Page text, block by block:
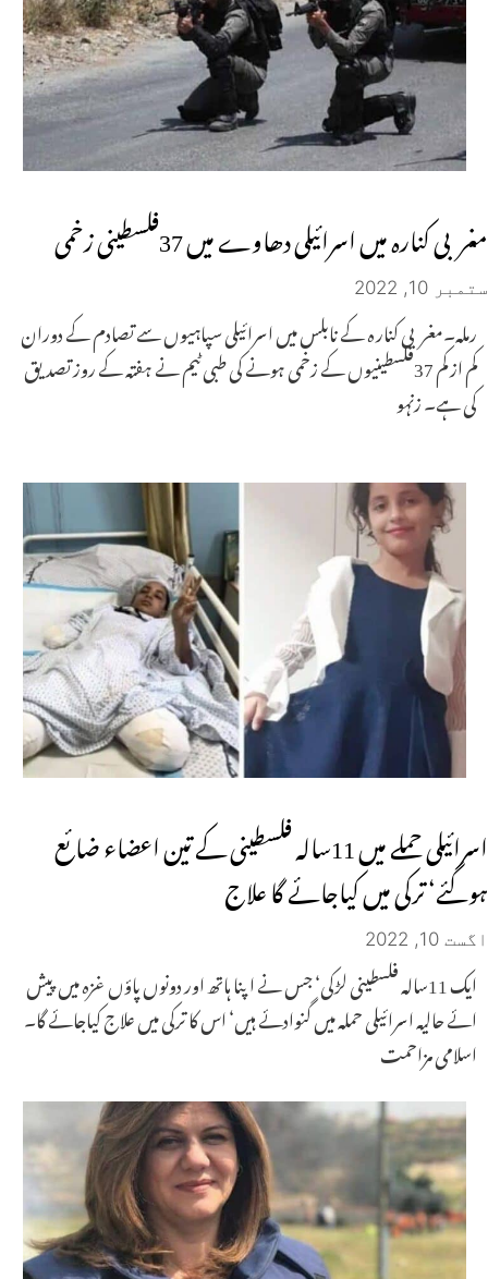
مغربی کنارہ میں اسرائیلی دھاوے میں 37فلسطینی زخمی
ستمبر 10, 2022
رملہ۔مغربی کنار ہ کے نابلس میں اسرائیلی سپاہیوں سے تصادم کے دوران
کم از کم 37فلسطینیوں کے زخمی ہونے کی طبی ٹیم نے ہفتہ کے روز تصدیق
کی ہے۔ زنہو
اسرائیلی حملے میں 11سالہ فلسطینی کے تین اعضاء ضائع
ہوگئے‘ ترکی میں کیاجائے گا علاج
اگست 10, 2022
ایک 11سالہ فلسطینی لڑکی‘ جس نے اپنا ہاتھ اور دونوں پاؤں غزہ میں پیش
ائے حالیہ اسرائیلی حملہ میں گنوادئے ہیں‘ اس کا ترکی میں علاج کیاجائے گا۔
اسلامی مزاحمت